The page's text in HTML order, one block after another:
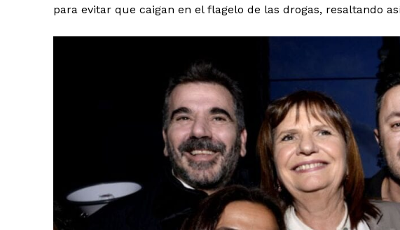
para evitar que caigan en el flagelo de las drogas, resaltando